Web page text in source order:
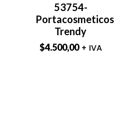
53754-
Portacosmeticos
Trendy
$4.500,00 + IVA